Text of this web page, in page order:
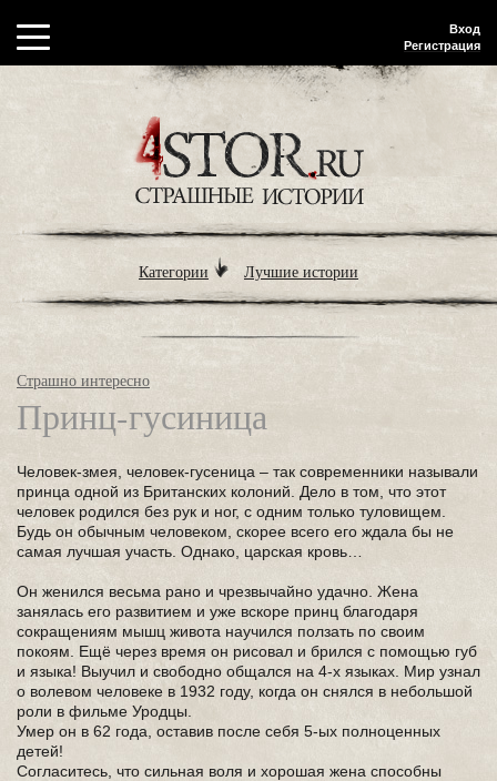
Вход
Регистрация
Категории Лучшие истории
Страшно интересно
Принц-гусиница
Человек-змея, человек-гусеница – так современники называли
принца одной из Британских колоний. Дело в том, что этот
человек родился без рук и ног, с одним только туловищем.
Будь он обычным человеком, скорее всего его ждала бы не
самая лучшая участь. Однако, царская кровь…
Он женился весьма рано и чрезвычайно удачно. Жена
занялась его развитием и уже вскоре принц благодаря
сокращениям мышц живота научился ползать по своим
покоям. Ещё через время он рисовал и брился с помощью губ
и языка! Выучил и свободно общался на 4-х языках. Мир узнал
о волевом человеке в 1932 году, когда он снялся в небольшой
роли в фильме Уродцы.
Умер он в 62 года, оставив после себя 5-ых полноценных
детей!
Согласитесь, что сильная воля и хорошая жена способны